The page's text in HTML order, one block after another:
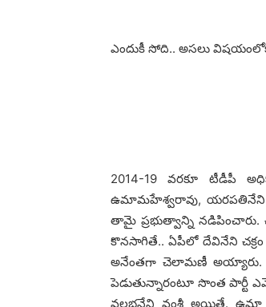
ఎందుకీ సోది.. అస‌లు
2014-19 వ‌ర‌కూ టీడీపీ
ఉమామహేశ్వ‌రావు, య‌ర‌ప‌తినేని
తామై ప్ర‌భుత్వాన్ని న‌డిపించారు.
కొన‌సాగితే.. ఏపీలో దేవినేని
అనేంత‌గా చెలామణీ అయ్యారు.
పెడుతున్నారంటూ సొంత
వ‌ల్ల‌భ‌నేని వంశీ అయితే. ఉమా